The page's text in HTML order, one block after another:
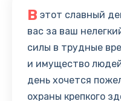
В этот славный
вас за ваш
силы в трудные
и имущество
день хочется
охраны крепкого